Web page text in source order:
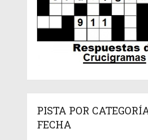
PISTA POR
FECHA